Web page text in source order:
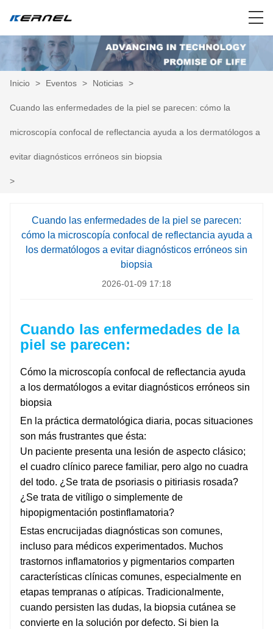
Inicio > Eventos > Noticias >
Cuando las enfermedades de la piel se parecen: cómo la
microscopía confocal de reflectancia ayuda a los dermatólogos a
evitar diagnósticos erróneos sin biopsia
>
Cuando las enfermedades de la piel se parecen:
cómo la microscopía confocal de reflectancia ayuda a
los dermatólogos a evitar diagnósticos erróneos sin
biopsia
2026-01-09 17:18
Cuando las enfermedades de la
piel se parecen:
Cómo la microscopía confocal de reflectancia ayuda
a los dermatólogos a evitar diagnósticos erróneos sin
biopsia
En la práctica dermatológica diaria, pocas situaciones
son más frustrantes que ésta:
Un paciente presenta una lesión de aspecto clásico;
el cuadro clínico parece familiar, pero algo no cuadra
del todo. ¿Se trata de psoriasis o pitiriasis rosada?
¿Se trata de vitíligo o simplemente de
hipopigmentación postinflamatoria?
Estas encrucijadas diagnósticas son comunes,
incluso para médicos experimentados. Muchos
trastornos inflamatorios y pigmentarios comparten
características clínicas comunes, especialmente en
etapas tempranas o atípicas. Tradicionalmente,
cuando persisten las dudas, la biopsia cutánea se
convierte en la solución por defecto. Si bien la